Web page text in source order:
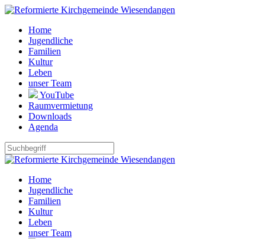
Home
Jugendliche
Familien
Kultur
Leben
unser Team
YouTube
Raumvermietung
Downloads
Agenda
Home
Jugendliche
Familien
Kultur
Leben
unser Team